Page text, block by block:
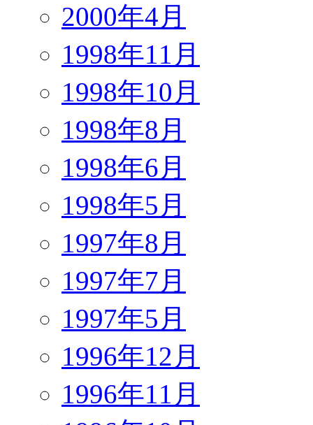
2000年4月
1998年11月
1998年10月
1998年8月
1998年6月
1998年5月
1997年8月
1997年7月
1997年5月
1996年12月
1996年11月